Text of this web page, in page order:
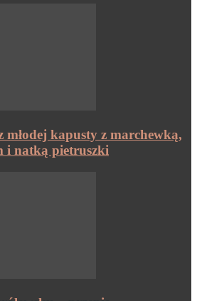
młodej kapusty z marchewką,
i natką pietruszki